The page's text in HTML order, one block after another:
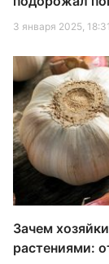
3 января 2025, 18:31
Зачем
растениями: